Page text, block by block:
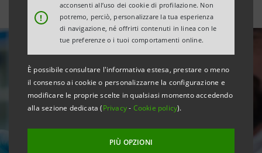
!
acconsenti all’uso dei cookie di profilazione. Non
potremo, perciò, personalizzare la tua esperienza
di navigazione, né offrirti contenuti in linea con le
tue preferenze o i tuoi comportamenti online.
È possibile consultare l'informativa estesa, prestare o meno
il consenso ai cookie o personalizzarne la configurazione e
modificare le proprie scelte in qualsiasi momento accedendo
alla sezione dedicata (Privacy- Cookie policy).
PIÙ OPZIONI